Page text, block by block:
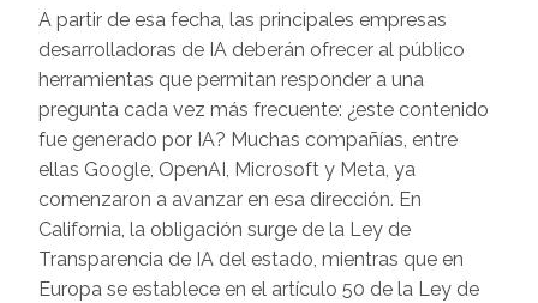
A partir de esa fecha, las principales empresas
desarrolladoras de IA deberán ofrecer al público
herramientas que permitan responder a una
pregunta cada vez más frecuente: ¿este contenido
fue generado por IA? Muchas compañías, entre
ellas Google, OpenAI, Microsoft y Meta, ya
comenzaron a avanzar en esa dirección. En
California, la obligación surge de la Ley de
Transparencia de IA del estado, mientras que en
Europa se establece en el artículo 50 de la Ley de